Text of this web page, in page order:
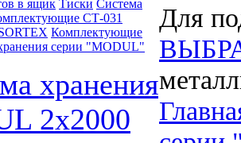
в ящик Тиски Система
СТ-031
Комплектующие
серии "MODUL"
хранения
2х2000
Для